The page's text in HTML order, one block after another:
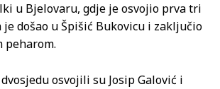
u Bjelovaru, gdje je osvojio prva tri
je došao u Špišić Bukovicu i zaključio
peharom.
osvojili su Josip Galović i